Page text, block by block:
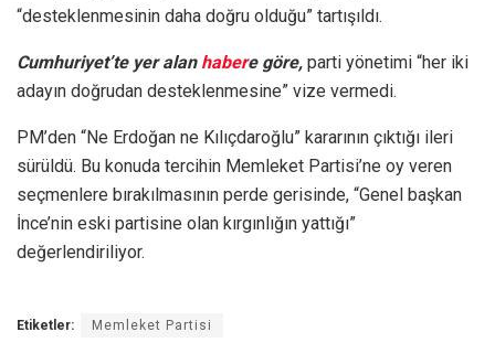
“desteklenmesinin daha doğru olduğu” tartışıldı.
Cumhuriyet’te yer alanhabere göre, parti yönetimi “her iki
adayın doğrudan desteklenmesine” vize vermedi.
PM’den “Ne Erdoğan ne Kılıçdaroğlu” kararının çıktığı ileri
sürüldü. Bu konuda tercihin Memleket Partisi’ne oy veren
seçmenlere bırakılmasının perde gerisinde, “Genel başkan
İnce’nin eski partisine olan kırgınlığın yattığı”
değerlendiriliyor.
Etiketler: Memleket Partisi